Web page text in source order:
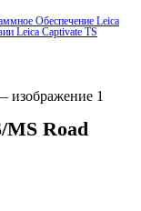
Обеспечение Leica
Leica Captivate TS
MS Road